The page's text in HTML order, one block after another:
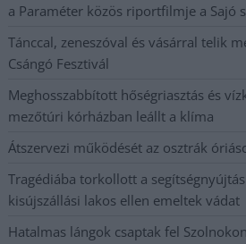
a Paraméter közös riportfilmje a Sajó
Tánccal, zeneszóval és vásárral telik
Csángó Fesztivál
Meghosszabbított hőségriasztás és
mezőtúri kórházban leállt a klíma
Átszervezi működését az osztrák
Tragédiába torkollott a
kisújszállási lakos ellen emeltek vádat
Hatalmas lángok csaptak fel Szolnokon